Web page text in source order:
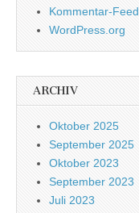
Kommentar-Feed
WordPress.org
ARCHIV
Oktober 2025
September 2025
Oktober 2023
September 2023
Juli 2023